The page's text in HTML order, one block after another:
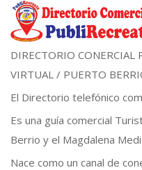
DIRECTORIO CONERCIAL
VIRTUAL / PUERTO
El Directorio telefónico
Es una guía comercial
Berrio y el Magdalena
Nace como un canal de